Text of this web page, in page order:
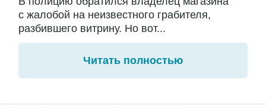
с жалобой на неизвестного грабителя,
разбившего витрину. Но вот...
Читать полностью